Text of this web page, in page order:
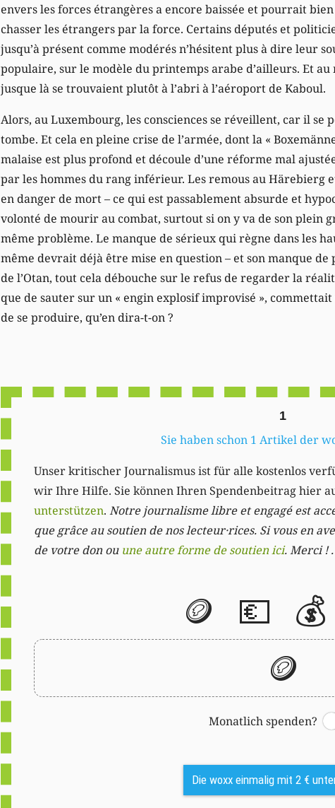
envers les forces étrangères a encore baissée et pourrait
chasser les étrangers par la force. Certains députés et
jusqu’à présent comme modérés n’hésitent plus à dire leur
populaire, sur le modèle du printemps arabe d’ailleurs. Et
jusque là se trouvaient plutôt à l’abri à l’aéroport de Kaboul.
Alors, au Luxembourg, les consciences se réveillent, car il se
tombe. Et cela en pleine crise de l’armée, dont la «
malaise est plus profond et découle d’une réforme mal
par les hommes du rang inférieur. Les remous au Härebierg
en danger de mort – ce qui est passablement absurde et
volonté de mourir au combat, surtout si on y va de son plein
même problème. Le manque de sérieux qui règne dans les
même devrait déjà être mise en question – et son manque de
de l’Otan, tout cela débouche sur le refus de regarder la
que de sauter sur un « engin explosif improvisé »,
de se produire, qu’en dira-t-on ?
1
Sie haben schon 1 Artikel der
Unser kritischer Journalismus ist für alle kostenlos
wir Ihre Hilfe. Sie können Ihren Spendenbeitrag hier
unterstützen. Notre journalisme libre et engagé est
que grâce au soutien de nos lecteur·rices. Si vous en
de votre don ou une autre forme de soutien ici. Merci ! .
🪙 💶 💰
🪙
Monatlich spenden?
Switch
Die woxx einmalig mit 2 €